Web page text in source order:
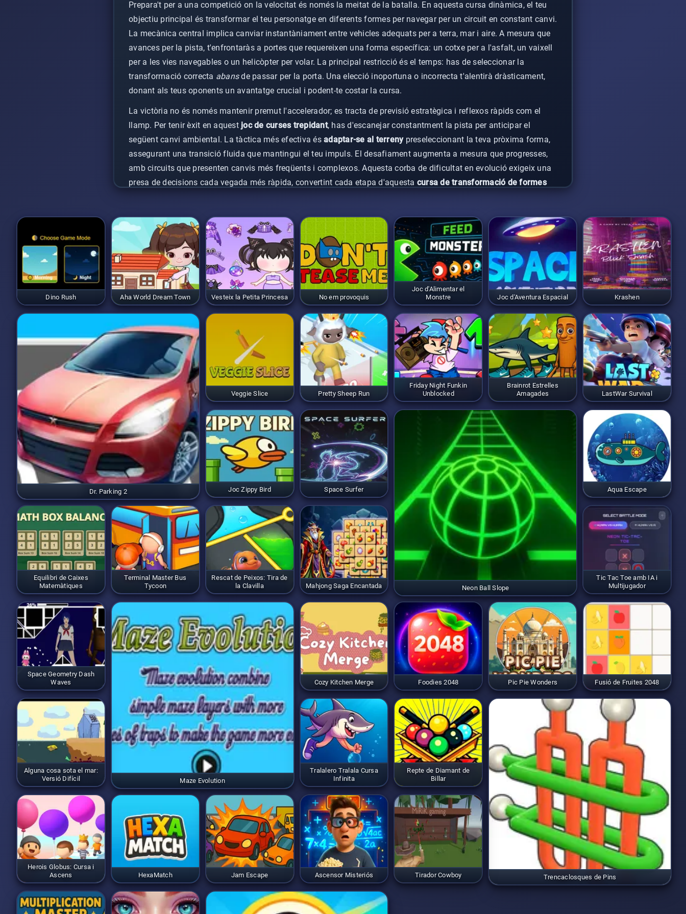
Prepara't per a una competició on la velocitat és només la meitat de la batalla. En aquesta cursa dinàmica, el teu
objectiu principal és transformar el teu personatge en diferents formes per navegar per un circuit en constant canvi.
La mecànica central implica canviar instantàniament entre vehicles adequats per a terra, mar i aire. A mesura que
avances per la pista, t'enfrontaràs a portes que requereixen una forma específica: un cotxe per a l'asfalt, un vaixell
per a les vies navegables o un helicòpter per volar. La principal restricció és el temps: has de seleccionar la
transformació correcta abansde passar per la porta. Una elecció inoportuna o incorrecta t'alentirà dràsticament,
donant als teus oponents un avantatge crucial i podent-te costar la cursa.
La victòria no és només mantenir premut l'accelerador; es tracta de previsió estratègica i reflexos ràpids com el
llamp. Per tenir èxit en aquest joc de curses trepidant, has d'escanejar constantment la pista per anticipar el
següent canvi ambiental. La tàctica més efectiva és adaptar-se al terrenypreseleccionant la teva pròxima forma,
assegurant una transició fluida que mantingui el teu impuls. El desafiament augmenta a mesura que progresses,
amb circuits que presenten canvis més freqüents i complexos. Aquesta corba de dificultat en evolució exigeix una
presa de decisions cada vegada més ràpida, convertint cada etapa d'aquesta cursa de transformació de formes
Dino Rush Aha World Dream Town Vesteix la Petita Princesa No em provoquis
Joc d'Alimentar el
Monstre
Joc d'Aventura Espacial Krashen
Dr. Parking 2
Veggie Slice Pretty Sheep Run
Friday Night Funkin
Unblocked
Brainrot Estrelles
Amagades
LastWar Survival
Joc Zippy Bird Space Surfer
Neon Ball Slope
Aqua Escape
Equilibri de Caixes
Matemàtiques
Terminal Master Bus
Tycoon
Rescat de Peixos: Tira de
la Clavilla
Mahjong Saga Encantada
Tic Tac Toe amb IA i
Multijugador
Space Geometry Dash
Waves
Maze Evolution
Cozy Kitchen Merge Foodies 2048 Pic Pie Wonders Fusió de Fruites 2048
Alguna cosa sota el mar:
Versió Difícil
Tralalero Tralala Cursa
Infinita
Repte de Diamant de
Billar
Trencaclosques de Pins
Herois Globus: Cursa i
Ascens
HexaMatch Jam Escape Ascensor Misteriós Tirador Cowboy